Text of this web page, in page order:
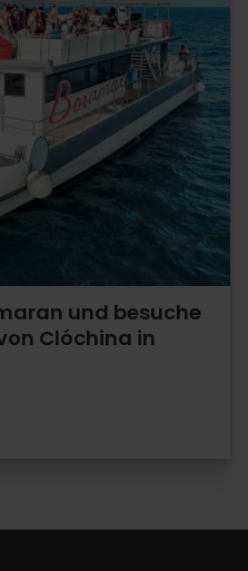
und besuche
Clóchina in